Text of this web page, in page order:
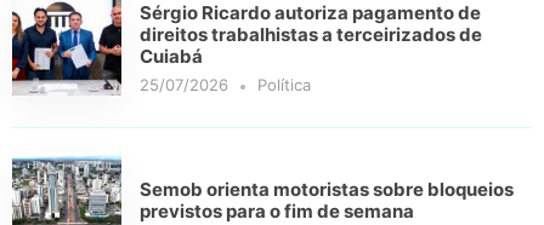
Sérgio Ricardo autoriza pagamento de
direitos trabalhistas a terceirizados de
Cuiabá
25/07/2026 Política
Semob orienta motoristas sobre bloqueios
previstos para o fim de semana